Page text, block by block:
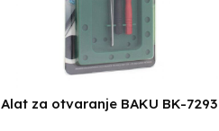
Alat za otvaranje BAKU BK-7293